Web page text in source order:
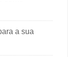
a sua